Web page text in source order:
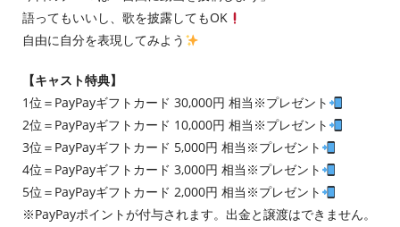
語ってもいいし、歌を披露してもOK
自由に自分を表現してみよう
【キャスト特典】
1位＝PayPayギフトカード 30,000円 相当※プレゼント
2位＝PayPayギフトカード 10,000円 相当※プレゼント
3位＝PayPayギフトカード 5,000円 相当※プレゼント
4位＝PayPayギフトカード 3,000円 相当※プレゼント
5位＝PayPayギフトカード 2,000円 相当※プレゼント
※PayPayポイントが付与されます。出金と譲渡はできません。